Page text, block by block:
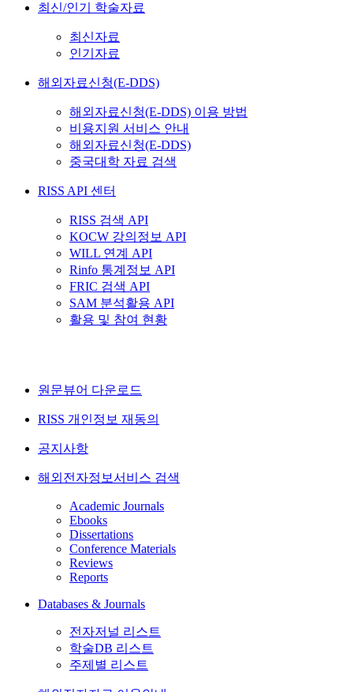
최신/인기 학술자료
최신자료
인기자료
해외자료신청(E-DDS)
해외자료신청(E-DDS) 이용 방법
비용지원 서비스 안내
해외자료신청(E-DDS)
중국대학 자료 검색
RISS API 센터
RISS 검색 API
KOCW 강의정보 API
WILL 연계 API
Rinfo 통계정보 API
FRIC 검색 API
SAM 분석활용 API
활용 및 참여 현황
원문뷰어 다운로드
RISS 개인정보 재동의
공지사항
해외전자정보서비스 검색
Academic Journals
Ebooks
Dissertations
Conference Materials
Reviews
Reports
Databases & Journals
전자저널 리스트
학술DB 리스트
주제별 리스트